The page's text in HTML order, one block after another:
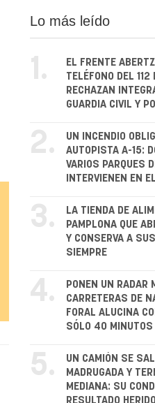
Lo más leído
1.
EL FRENTE
TELÉFONO DEL 112
RECHAZAN
GUARDIA CIVIL Y
2.
UN INCENDIO
AUTOPISTA A-15:
VARIOS PARQUES
INTERVIENEN EN
3.
LA TIENDA DE
PAMPLONA QUE
Y CONSERVA A
SIEMPRE
4.
PONEN UN RADAR
CARRETERAS DE
FORAL ALUCINA
SÓLO 40 MINUTOS
5.
UN CAMIÓN SE
MADRUGADA Y
MEDIANA: SU
RESULTADO HERIDO